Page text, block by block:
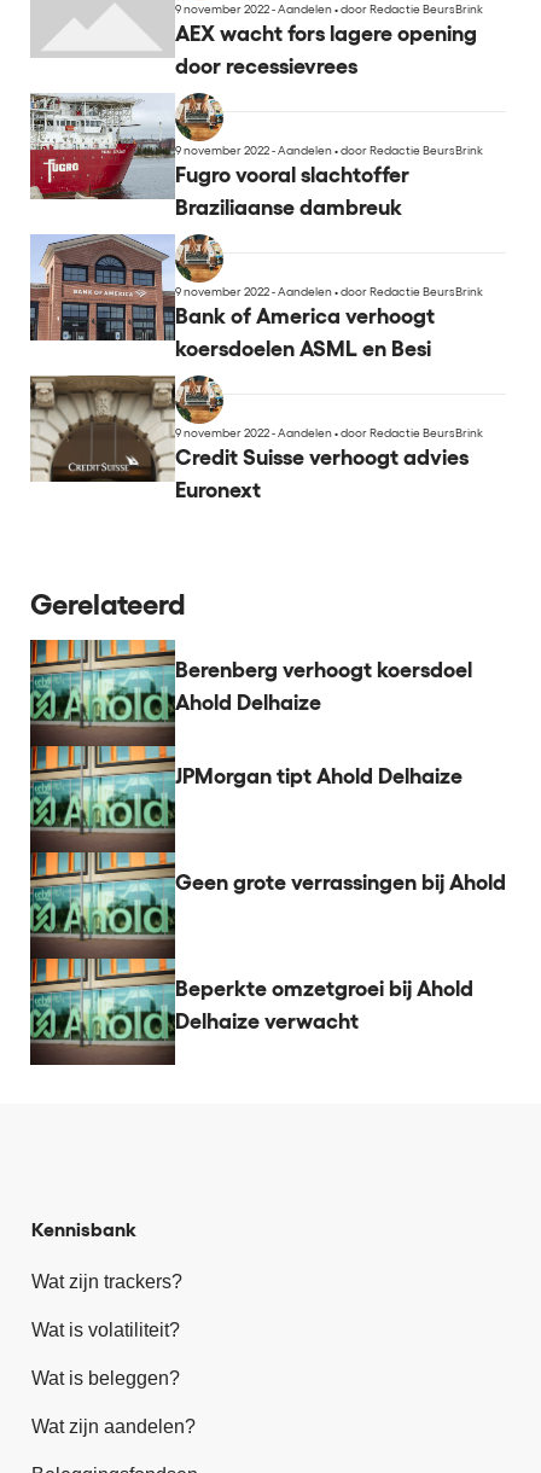
9 november 2022 - Aandelen•door Redactie BeursBrink
AEX wacht fors lagere opening
door recessievrees
9 november 2022 - Aandelen•door Redactie BeursBrink
Fugro vooral slachtoffer
Braziliaanse dambreuk
9 november 2022 - Aandelen•door Redactie BeursBrink
Bank of America verhoogt
koersdoelen ASML en Besi
9 november 2022 - Aandelen•door Redactie BeursBrink
Credit Suisse verhoogt advies
Euronext
Gerelateerd
Berenberg verhoogt koersdoel
Ahold Delhaize
JPMorgan tipt Ahold Delhaize
Geen grote verrassingen bij Ahold
Beperkte omzetgroei bij Ahold
Delhaize verwacht
Kennisbank
Wat zijn trackers?
Wat is volatiliteit?
Wat is beleggen?
Wat zijn aandelen?